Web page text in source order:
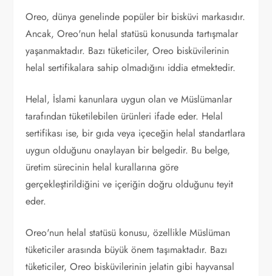
Oreo, dünya genelinde popüler bir bisküvi markasıdır.
Ancak, Oreo'nun helal statüsü konusunda tartışmalar
yaşanmaktadır. Bazı tüketiciler, Oreo bisküvilerinin
helal sertifikalara sahip olmadığını iddia etmektedir.
Helal, İslami kanunlara uygun olan ve Müslümanlar
tarafından tüketilebilen ürünleri ifade eder. Helal
sertifikası ise, bir gıda veya içeceğin helal standartlara
uygun olduğunu onaylayan bir belgedir. Bu belge,
üretim sürecinin helal kurallarına göre
gerçekleştirildiğini ve içeriğin doğru olduğunu teyit
eder.
Oreo'nun helal statüsü konusu, özellikle Müslüman
tüketiciler arasında büyük önem taşımaktadır. Bazı
tüketiciler, Oreo bisküvilerinin jelatin gibi hayvansal